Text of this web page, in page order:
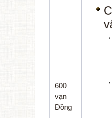
600
vạn
Đồng